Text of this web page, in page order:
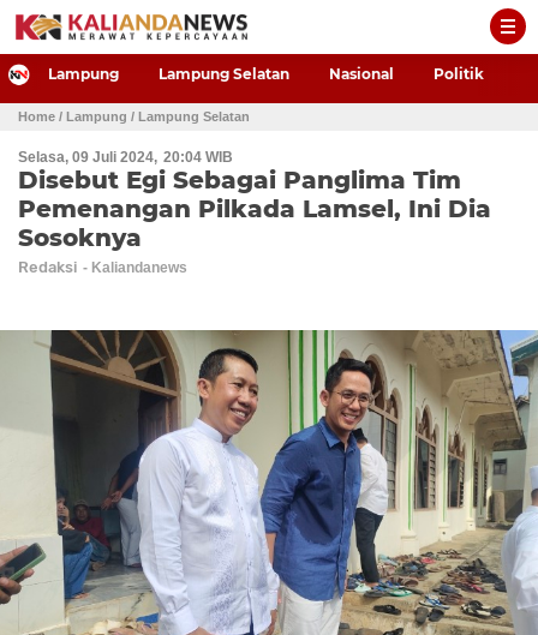
-->
Lampung Lampung Selatan Nasional Politik
Home / Lampung / Lampung Selatan
Selasa, 09 Juli 2024 20:04 WIB
Disebut Egi Sebagai Panglima Tim
Pemenangan Pilkada Lamsel, Ini Dia
Sosoknya
Redaksi